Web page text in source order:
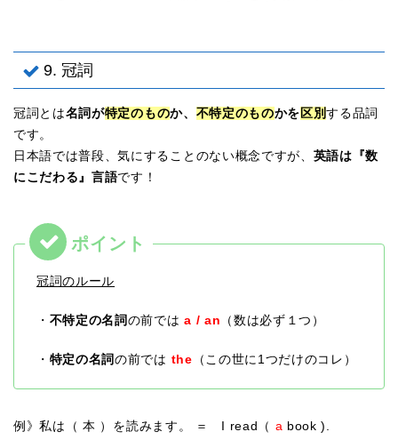
9. 冠詞
冠詞とは名詞が特定のものか、 不特定のものかを 区別する品詞
です。
日本語では普段、気にすることのない概念ですが、 英語は『数
にこだわる』言語です！
冠詞のルール
・ 不特定の名詞 の前ではa / an （数は必ず１つ）
・ 特定の名詞の前では the （この世に1つだけのコレ）
例》私は（本 ）を読みます。 ＝ I read（ a book ).